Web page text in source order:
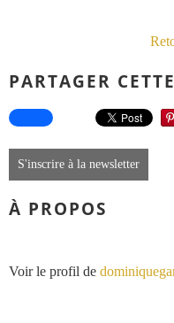
PARTAGER
S'inscrire à la newsletter
À PROPOS
Voir le profil de